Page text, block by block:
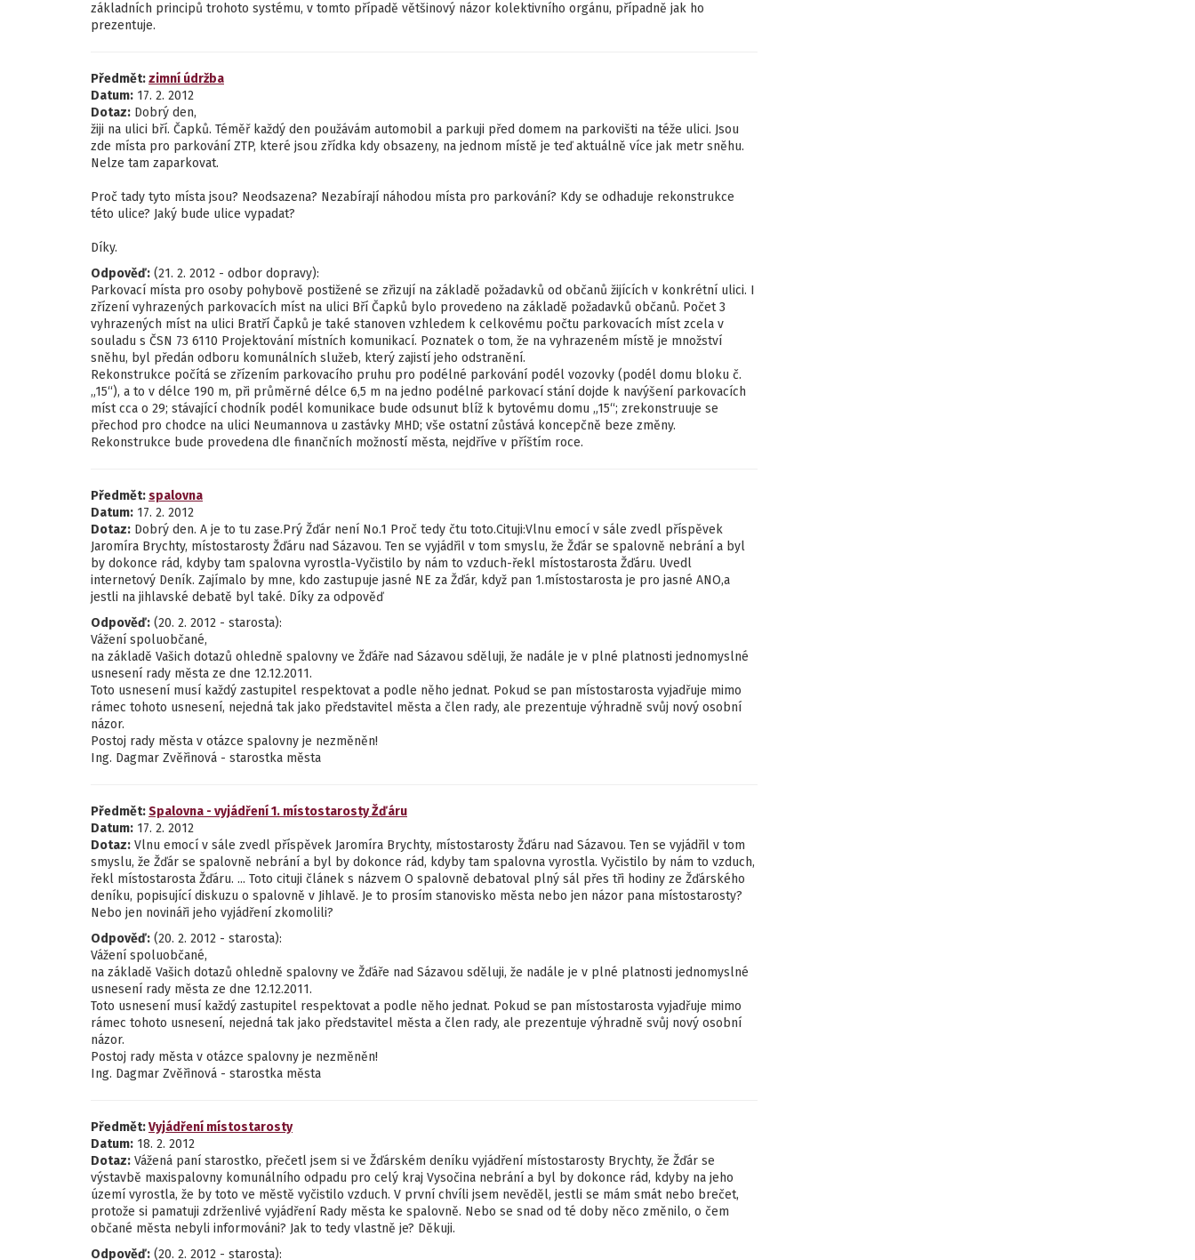
základních principů trohoto systému, v tomto případě většinový názor kolektivního orgánu, případně jak ho
prezentuje.
Předmět:zimní údržba
Datum: 17. 2. 2012
Dotaz: Dobrý den,
žiji na ulici bří. Čapků. Téměř každý den použávám automobil a parkuji před domem na parkovišti na téže ulici. Jsou
zde místa pro parkování ZTP, které jsou zřídka kdy obsazeny, na jednom místě je teď aktuálně více jak metr sněhu.
Nelze tam zaparkovat.
Proč tady tyto místa jsou? Neodsazena? Nezabírají náhodou místa pro parkování? Kdy se odhaduje rekonstrukce
této ulice? Jaký bude ulice vypadat?
Díky.
Odpověď: (21. 2. 2012 - odbor dopravy):
Parkovací místa pro osoby pohybově postižené se zřizují na základě požadavků od občanů žijících v konkrétní ulici. I
zřízení vyhrazených parkovacích míst na ulici Bří Čapků bylo provedeno na základě požadavků občanů. Počet 3
vyhrazených míst na ulici Bratří Čapků je také stanoven vzhledem k celkovému počtu parkovacích míst zcela v
souladu s ČSN 73 6110 Projektování místních komunikací. Poznatek o tom, že na vyhrazeném místě je množství
sněhu, byl předán odboru komunálních služeb, který zajistí jeho odstranění.
Rekonstrukce počítá se zřízením parkovacího pruhu pro podélné parkování podél vozovky (podél domu bloku č.
„15“), a to v délce 190 m, při průměrné délce 6,5 m na jedno podélné parkovací stání dojde k navýšení parkovacích
míst cca o 29; stávající chodník podél komunikace bude odsunut blíž k bytovému domu „15“; zrekonstruuje se
přechod pro chodce na ulici Neumannova u zastávky MHD; vše ostatní zůstává koncepčně beze změny.
Rekonstrukce bude provedena dle finančních možností města, nejdříve v příštím roce.
Předmět:spalovna
Datum: 17. 2. 2012
Dotaz: Dobrý den. A je to tu zase.Prý Žďár není No.1 Proč tedy čtu toto.Cituji:Vlnu emocí v sále zvedl příspěvek
Jaromíra Brychty, místostarosty Žďáru nad Sázavou. Ten se vyjádřil v tom smyslu, že Žďár se spalovně nebrání a byl
by dokonce rád, kdyby tam spalovna vyrostla-Vyčistilo by nám to vzduch-řekl místostarosta Žďáru. Uvedl
internetový Deník. Zajímalo by mne, kdo zastupuje jasné NE za Žďár, když pan 1.místostarosta je pro jasné ANO,a
jestli na jihlavské debatě byl také. Díky za odpověď
Odpověď: (20. 2. 2012 - starosta):
Vážení spoluobčané,
na základě Vašich dotazů ohledně spalovny ve Žďáře nad Sázavou sděluji, že nadále je v plné platnosti jednomyslné
usnesení rady města ze dne 12.12.2011.
Toto usnesení musí každý zastupitel respektovat a podle něho jednat. Pokud se pan místostarosta vyjadřuje mimo
rámec tohoto usnesení, nejedná tak jako představitel města a člen rady, ale prezentuje výhradně svůj nový osobní
názor.
Postoj rady města v otázce spalovny je nezměněn!
Ing. Dagmar Zvěřinová - starostka města
Předmět:Spalovna - vyjádření 1. místostarosty Žďáru
Datum: 17. 2. 2012
Dotaz: Vlnu emocí v sále zvedl příspěvek Jaromíra Brychty, místostarosty Žďáru nad Sázavou. Ten se vyjádřil v tom
smyslu, že Žďár se spalovně nebrání a byl by dokonce rád, kdyby tam spalovna vyrostla. Vyčistilo by nám to vzduch,
řekl místostarosta Žďáru. ... Toto cituji článek s názvem O spalovně debatoval plný sál přes tři hodiny ze Žďárského
deníku, popisující diskuzu o spalovně v Jihlavě. Je to prosím stanovisko města nebo jen názor pana místostarosty?
Nebo jen novináři jeho vyjádření zkomolili?
Odpověď: (20. 2. 2012 - starosta):
Vážení spoluobčané,
na základě Vašich dotazů ohledně spalovny ve Žďáře nad Sázavou sděluji, že nadále je v plné platnosti jednomyslné
usnesení rady města ze dne 12.12.2011.
Toto usnesení musí každý zastupitel respektovat a podle něho jednat. Pokud se pan místostarosta vyjadřuje mimo
rámec tohoto usnesení, nejedná tak jako představitel města a člen rady, ale prezentuje výhradně svůj nový osobní
názor.
Postoj rady města v otázce spalovny je nezměněn!
Ing. Dagmar Zvěřinová - starostka města
Předmět:Vyjádření místostarosty
Datum: 18. 2. 2012
Dotaz: Vážená paní starostko, přečetl jsem si ve Žďárském deníku vyjádření místostarosty Brychty, že Žďár se
výstavbě maxispalovny komunálního odpadu pro celý kraj Vysočina nebrání a byl by dokonce rád, kdyby na jeho
území vyrostla, že by toto ve městě vyčistilo vzduch. V první chvíli jsem nevěděl, jestli se mám smát nebo brečet,
protože si pamatuji zdrženlivé vyjádření Rady města ke spalovně. Nebo se snad od té doby něco změnilo, o čem
občané města nebyli informováni? Jak to tedy vlastně je? Děkuji.
Odpověď: (20. 2. 2012 - starosta):